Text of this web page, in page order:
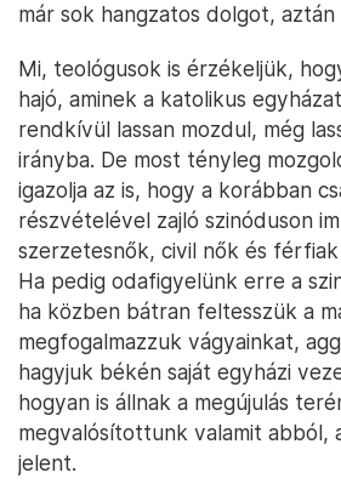
már sok hangzatos dolgot,
Mi, teológusok is érzékeljük,
hajó, aminek a katolikus
rendkívül lassan mozdul, még
irányba. De most tényleg
igazolja az is, hogy a korábban
részvételével zajló szinóduson
szerzetesnők, civil nők és
Ha pedig odafigyelünk erre a
ha közben bátran feltesszük a
megfogalmazzuk vágyainkat,
hagyjuk békén saját egyházi
hogyan is állnak a megújulás
megvalósítottunk valamit abból,
jelent.